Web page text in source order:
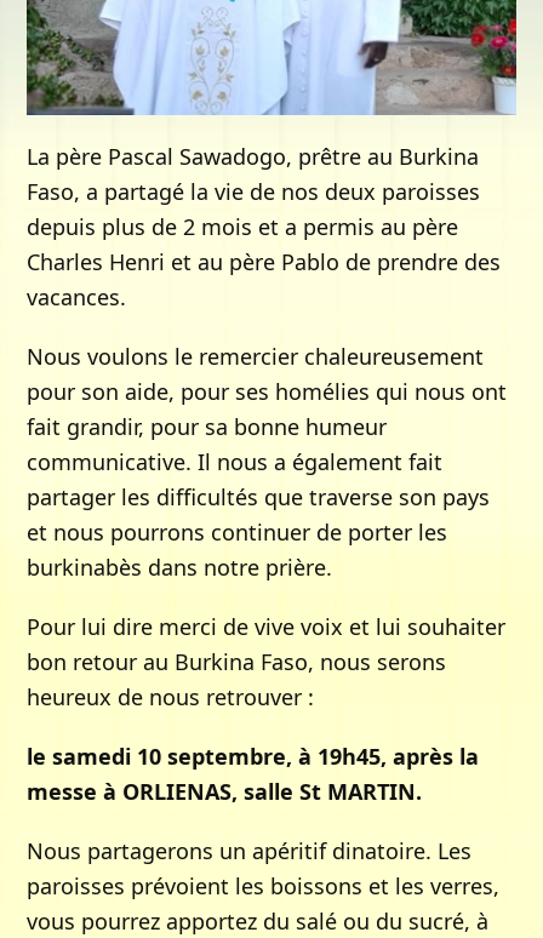
La père Pascal Sawadogo, prêtre au Burkina
Faso, a partagé la vie de nos deux paroisses
depuis plus de 2 mois et a permis au père
Charles Henri et au père Pablo de prendre des
vacances.
Nous voulons le remercier chaleureusement
pour son aide, pour ses homélies qui nous ont
fait grandir, pour sa bonne humeur
communicative. Il nous a également fait
partager les difficultés que traverse son pays
et nous pourrons continuer de porter les
burkinabès dans notre prière.
Pour lui dire merci de vive voix et lui souhaiter
bon retour au Burkina Faso, nous serons
heureux de nous retrouver :
le samedi 10 septembre, à 19h45, après la
messe à ORLIENAS, salle St MARTIN.
Nous partagerons un apéritif dinatoire. Les
paroisses prévoient les boissons et les verres,
vous pourrez apportez du salé ou du sucré, à